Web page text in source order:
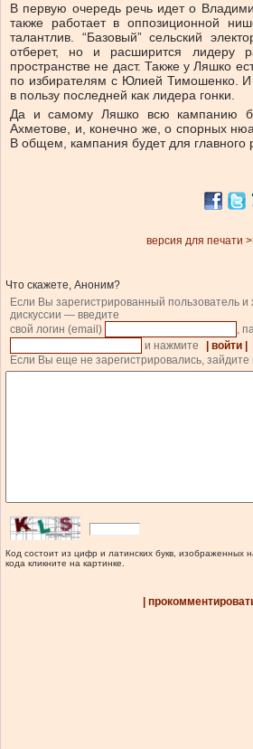
В первую очередь речь идет о
также работает в оппозиционной
талантлив. “Базовый” сельский
отберет, но и расширится лидеру
пространстве не даст. Также у Ляшко
по избирателям с Юлией Тимошенко.
в пользу последней как лидера гонки.
Да и самому Ляшко всю кампанию
Ахметове, и, конечно же, о спорных
В общем, кампания будет для главного
версия для печати
Что скажете, Аноним?
Если Вы зарегистрированный пользователь и
дискуссии — введите
свой логин (email)
,
и нажмите
| войти |
Если Вы еще не зарегистрировались, зайдите
Код состоит из цифр и латинских букв, изображенных
кода кликните на картинке.
| прокомментировать